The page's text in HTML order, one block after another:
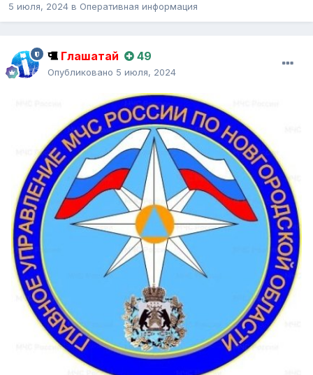
5 июля, 2024 в Оперативная информация
Глашатай 49
Опубликовано 5 июля, 2024